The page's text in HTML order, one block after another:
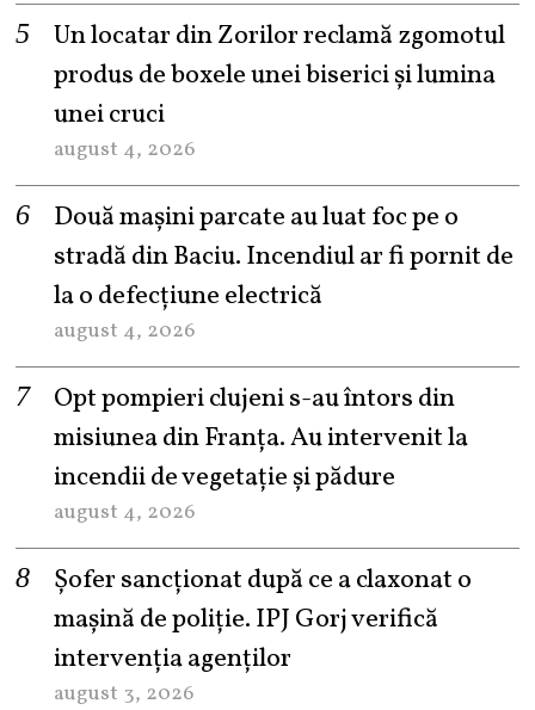
Un locatar din Zorilor reclamă zgomotul
produs de boxele unei biserici și lumina
unei cruci
august 4, 2026
Două mașini parcate au luat foc pe o
stradă din Baciu. Incendiul ar fi pornit de
la o defecțiune electrică
august 4, 2026
Opt pompieri clujeni s-au întors din
misiunea din Franța. Au intervenit la
incendii de vegetație și pădure
august 4, 2026
Șofer sancționat după ce a claxonat o
mașină de poliție. IPJ Gorj verifică
intervenția agenților
august 3, 2026